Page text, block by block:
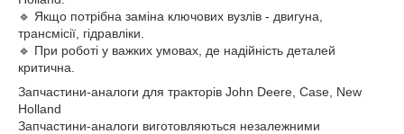
🔹 Якщо потрібна заміна ключових вузлів - двигуна,
трансмісії, гідравліки.
🔹 При роботі у важких умовах, де надійність деталей
критична.
Запчастини-аналоги для тракторів John Deere, Case, New
Holland
Запчастини-аналоги виготовляються незалежними